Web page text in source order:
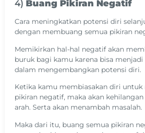
4) Buang Pikiran Negatif
Cara meningkatkan potensi diri
dengan membuang semua pikiran
Memikirkan hal-hal negatif akan
buruk bagi kamu karena bisa
dalam mengembangkan potensi diri.
Ketika kamu membiasakan diri
pikiran negatif, maka akan
arah. Serta akan menambah masalah.
Maka dari itu, buang semua pikiran